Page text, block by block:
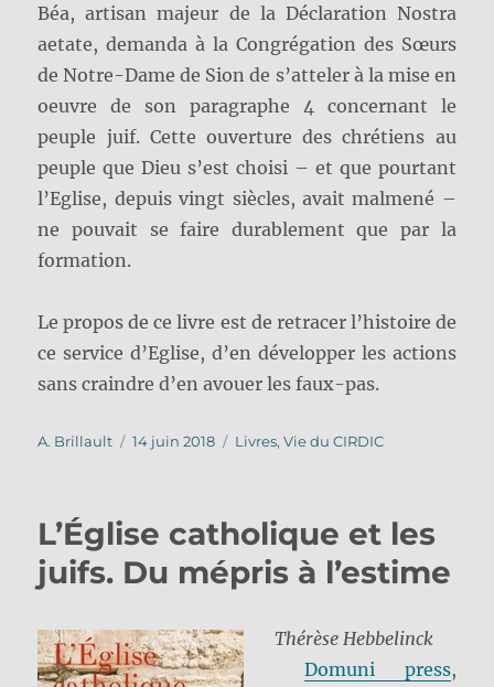
Béa, artisan majeur de la Déclaration Nostra
aetate, demanda à la Congrégation des Sœurs
de Notre-Dame de Sion de s’atteler à la mise en
oeuvre de son paragraphe 4 concernant le
peuple juif. Cette ouverture des chrétiens au
peuple que Dieu s’est choisi – et que pourtant
l’Eglise, depuis vingt siècles, avait malmené –
ne pouvait se faire durablement que par la
formation.
Le propos de ce livre est de retracer l’histoire de
ce service d’Eglise, d’en développer les actions
sans craindre d’en avouer les faux-pas.
Auteur
A. Brillault
Publié
14 juin 2018 Catégories
Livres,Vie du CIRDIC
L’Église catholique et les
juifs. Du mépris à l’estime
Thérèse Hebbelinck
Domuni press,